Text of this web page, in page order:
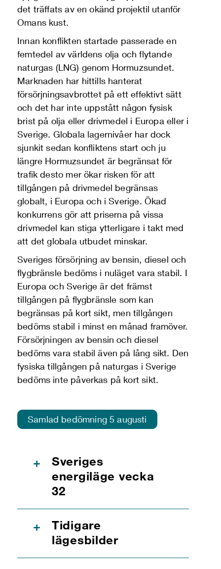
det träffats av en okänd projektil utanför
Omans kust.
Innan konflikten startade passerade en
femtedel av världens olja och flytande
naturgas (LNG) genom Hormuzsundet.
Marknaden har hittills hanterat
försörjningsavbrottet på ett effektivt sätt
och det har inte uppstått någon fysisk
brist på olja eller drivmedel i Europa eller i
Sverige. Globala lagernivåer har dock
sjunkit sedan konfliktens start och ju
längre Hormuzsundet är begränsat för
trafik desto mer ökar risken för att
tillgången på drivmedel begränsas
globalt, i Europa och i Sverige. Ökad
konkurrens gör att priserna på vissa
drivmedel kan stiga ytterligare i takt med
att det globala utbudet minskar.
Sveriges försörjning av bensin, diesel och
flygbränsle bedöms i nuläget vara stabil. I
Europa och Sverige är det främst
tillgången på flygbränsle som kan
begränsas på kort sikt, men tillgången
bedöms stabil i minst en månad framöver.
Försörjningen av bensin och diesel
bedöms vara stabil även på lång sikt. Den
fysiska tillgången på naturgas i Sverige
bedöms inte påverkas på kort sikt.
Samlad bedömning 5 augusti
+
Sveriges
energiläge vecka
32
+
Tidigare
lägesbilder